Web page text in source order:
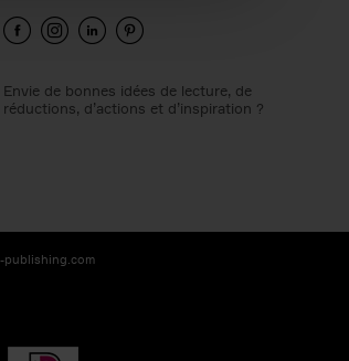
Envie de bonnes idées de lecture, de
réductions, d’actions et d’inspiration ?
publishing.com